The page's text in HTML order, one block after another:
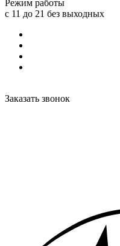
Режим работы
с 11 до 21 без выходных
Заказать звонок